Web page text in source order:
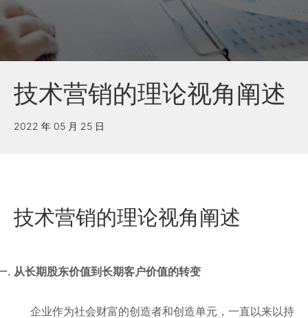
技术营销的理论视角阐述
2022 年 05 月 25 日
技术营销的理论视角阐述
从长期股东价值到长期客户价值的转变
企业作为社会财富的创造者和创造单元，一直以来以持